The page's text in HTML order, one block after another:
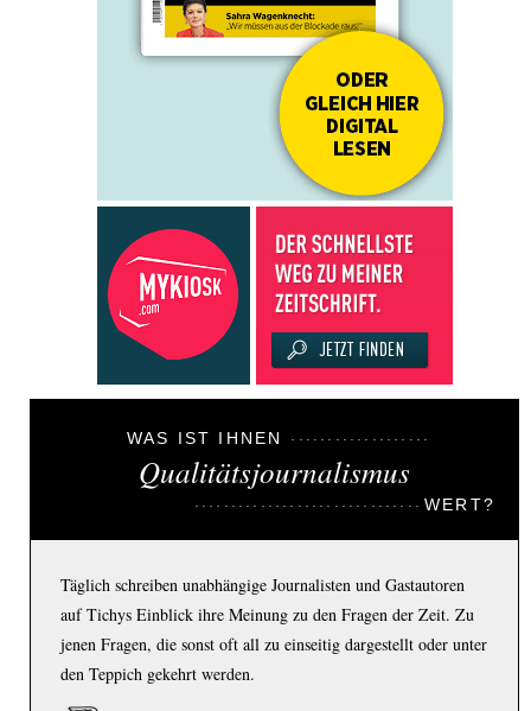
WAS IST IHNEN
Qualitätsjournalismus
WERT?
Täglich schreiben unabhängige Journalisten und Gastautoren
auf Tichys Einblick ihre Meinung zu den Fragen der Zeit. Zu
jenen Fragen, die sonst oft all zu einseitig dargestellt oder unter
den Teppich gekehrt werden.